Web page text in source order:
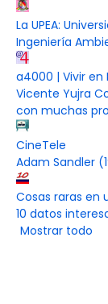
La UPEA:
Ingeniería
a4000 | Vivir en
Vicente Yujra
con muchas
CineTele
Adam Sandler
Cosas raras en
10 datos
Mostrar todo